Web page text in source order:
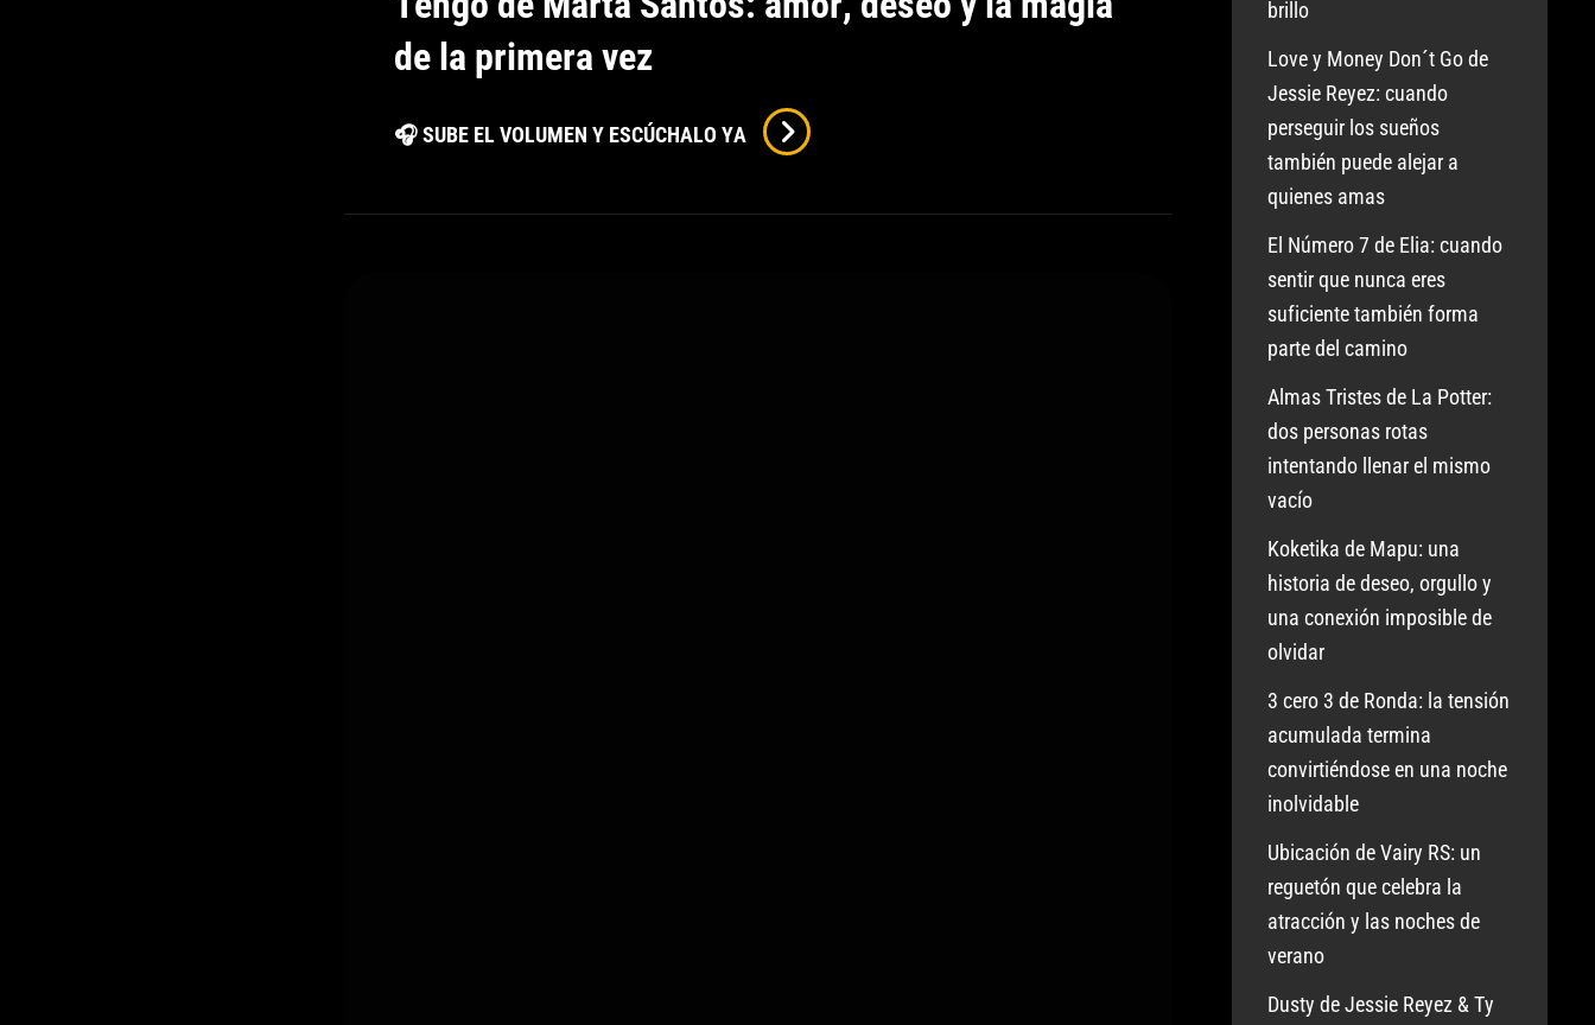
de la primera vez
🎧 SUBE EL VOLUMEN Y ESCÚCHALO YA Tengo
brillo
Love y Money Don´t Go de
Jessie Reyez: cuando
perseguir los sueños
también puede alejar a
quienes amas
El Número 7 de Elia: cuando
sentir que nunca eres
suficiente también forma
parte del camino
Almas Tristes de La Potter:
dos personas rotas
intentando llenar el mismo
vacío
Koketika de Mapu: una
historia de deseo, orgullo y
una conexión imposible de
olvidar
3 cero 3 de Ronda: la tensión
acumulada termina
convirtiéndose en una noche
inolvidable
Ubicación de Vairy RS: un
reguetón que celebra la
atracción y las noches de
verano
Dusty de Jessie Reyez & Ty